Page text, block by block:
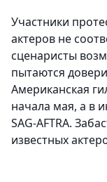
Участники
актеров не
сценаристы
пытаются
Американская
начала мая, а в
SAG-AFTRA.
известных